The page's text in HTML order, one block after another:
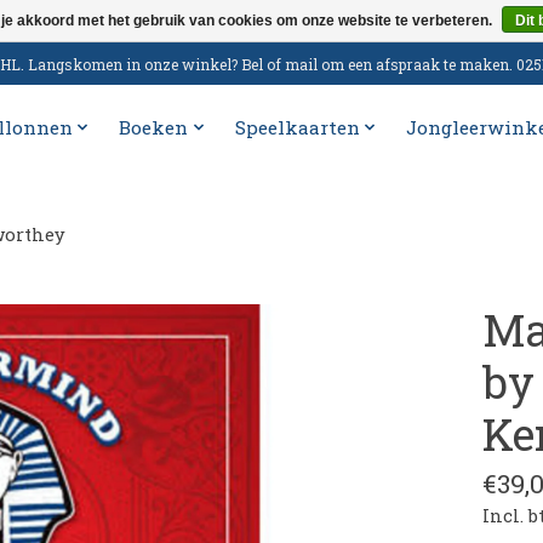
Langskomen in onze winkel? Bel of mail om een afspraak te maken.
Boeken Speelkaarten
Incl.
akkoord met het gebruik van cookies om onze website te verbeteren. Dit